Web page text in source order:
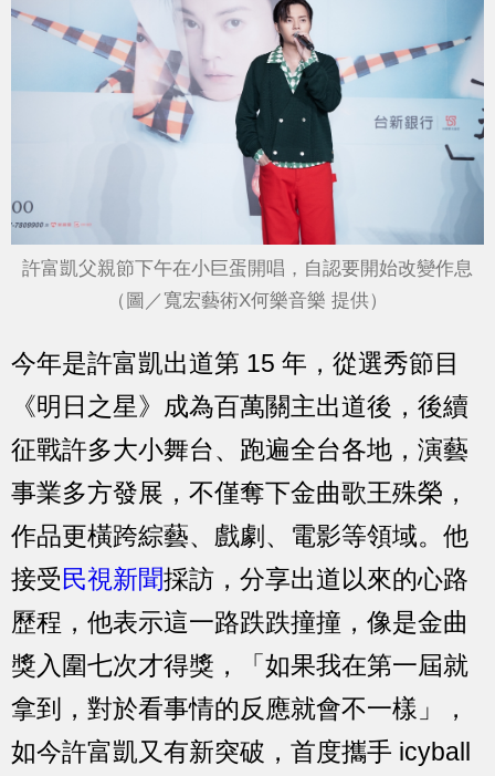
許富凱父親節下午在小巨蛋開唱，自認要開始改變作息
（圖／寬宏藝術X何樂音樂 提供）
今年是許富凱出道第 15 年，從選秀節目
《明日之星》成為百萬關主出道後，後續
征戰許多大小舞台、跑遍全台各地，演藝
事業多方發展，不僅奪下金曲歌王殊榮，
作品更橫跨綜藝、戲劇、電影等領域。他
接受民視新聞採訪，分享出道以來的心路
歷程，他表示這一路跌跌撞撞，像是金曲
獎入圍七次才得獎，「如果我在第一屆就
拿到，對於看事情的反應就會不一樣」，
如今許富凱又有新突破，首度攜手 icyball